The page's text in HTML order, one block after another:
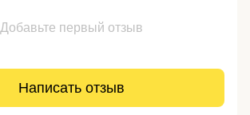
Добавьте первый отзыв
Написать отзыв